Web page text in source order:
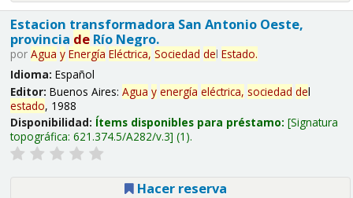
Estacion transformadora San Antonio Oeste,
provincia deRío Negro.
por Agua y Energía Eléctrica, Sociedad del Estado.
Idioma: Español
Editor: Buenos Aires: Agua y energía eléctrica, sociedad del
estado, 1988
Disponibilidad: Ítems disponibles para préstamo: Signatura
topográfica: 621.374.5/A282/v.3 (1).
Hacer reserva